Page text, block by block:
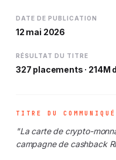
DATE DE PUBLICATION
12 mai 2026
RÉSULTAT DU TITRE
327 placements · 214M
TITRE DU
"La carte de crypto-
campagne de cashback